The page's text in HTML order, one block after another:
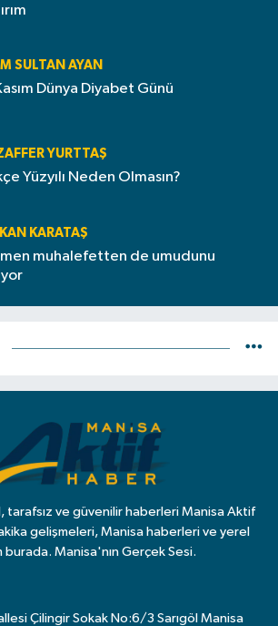
SULTAN AYAN
Dünya Diyabet Günü
YURTTAŞ
Yüzyılı Neden Olmasın?
KARATAŞ
muhalefetten de umudunu
tarafsız ve güvenilir haberleri Manisa Aktif
gelişmeleri, Manisa haberleri ve yerel
burada. Manisa'nın Gerçek Sesi.
Çilingir Sokak No:6/3 Sarıgöl Manisa